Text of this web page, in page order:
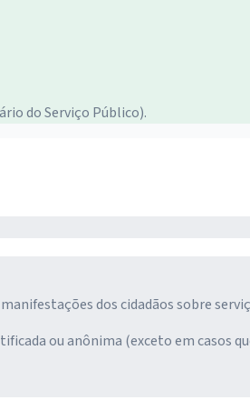
do Serviço Público).
dos cidadãos sobre
ou anônima (exceto em